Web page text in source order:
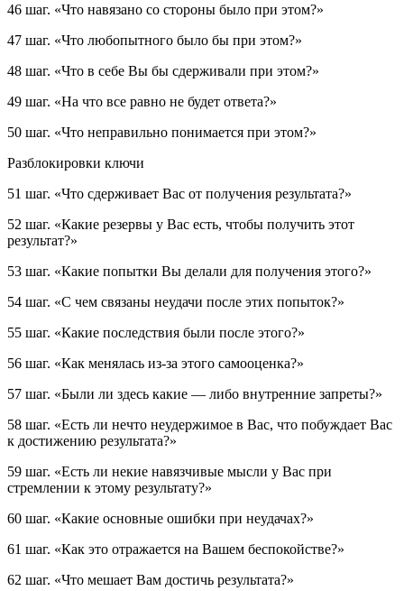
46 шаг. «Что навязано со стороны было при этом?»
47 шаг. «Что любопытного было бы при этом?»
48 шаг. «Что в себе Вы бы сдерживали при этом?»
49 шаг. «На что все равно не будет ответа?»
50 шаг. «Что неправильно понимается при этом?»
Разблокировки ключи
51 шаг. «Что сдерживает Вас от получения результата?»
52 шаг. «Какие резервы у Вас есть, чтобы получить этот
результат?»
53 шаг. «Какие попытки Вы делали для получения этого?»
54 шаг. «С чем связаны неудачи после этих попыток?»
55 шаг. «Какие последствия были после этого?»
56 шаг. «Как менялась из-за этого самооценка?»
57 шаг. «Были ли здесь какие — либо внутренние запреты?»
58 шаг. «Есть ли нечто неудержимое в Вас, что побуждает Вас
к достижению результата?»
59 шаг. «Есть ли некие навязчивые мысли у Вас при
стремлении к этому результату?»
60 шаг. «Какие основные ошибки при неудачах?»
61 шаг. «Как это отражается на Вашем беспокойстве?»
62 шаг. «Что мешает Вам достичь результата?»